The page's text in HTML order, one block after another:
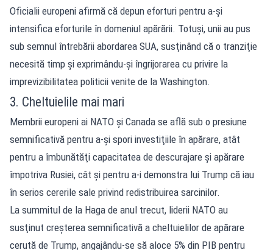
Oficialii europeni afirmă că depun eforturi pentru a-şi
intensifica eforturile în domeniul apărării. Totuşi, unii au pus
sub semnul întrebării abordarea SUA, susţinând că o tranziţie
necesită timp şi exprimându-şi îngrijorarea cu privire la
imprevizibilitatea politicii venite de la Washington.
3. Cheltuielile mai mari
Membrii europeni ai NATO şi Canada se află sub o presiune
semnificativă pentru a-şi spori investiţiile în apărare, atât
pentru a îmbunătăţi capacitatea de descurajare şi apărare
împotriva Rusiei, cât şi pentru a-i demonstra lui Trump că iau
în serios cererile sale privind redistribuirea sarcinilor.
La summitul de la Haga de anul trecut, liderii NATO au
susţinut creşterea semnificativă a cheltuielilor de apărare
cerută de Trump, angajându-se să aloce 5% din PIB pentru